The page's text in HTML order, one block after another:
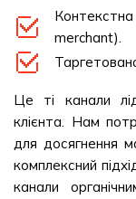
merchant).
Це ті канали
клієнта. Нам
для досягнення
комплексний
канали